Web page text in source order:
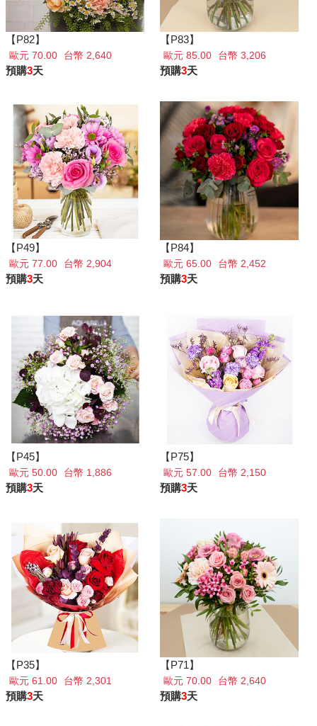
【P82】
歐元 70.00 台幣 2,640
預購3天
【P83】
歐元 85.00 台幣 3,206
預購3天
【P49】
歐元 77.00 台幣 2,904
預購3天
【P84】
歐元 65.00 台幣 2,452
預購3天
【P45】
歐元 50.00 台幣 1,886
預購3天
【P75】
歐元 57.00 台幣 2,150
預購3天
【P35】
歐元 61.00 台幣 2,301
預購3天
【P71】
歐元 70.00 台幣 2,640
預購3天